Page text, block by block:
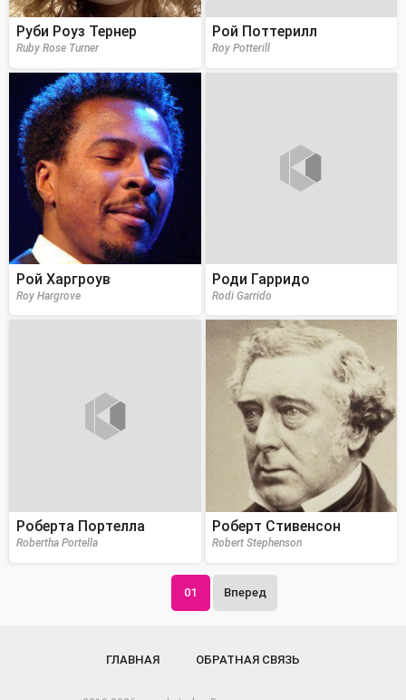
Руби Роуз Тернер
Ruby Rose Turner
Рой Поттерилл
Roy Potterill
Рой Харгроув
Roy Hargrove
Роди Гарридо
Rodi Garrido
Роберта Портелла
Robertha Portella
Роберт Стивенсон
Robert Stephenson
01 Вперед
ГЛАВНАЯ ОБРАТНАЯ СВЯЗЬ